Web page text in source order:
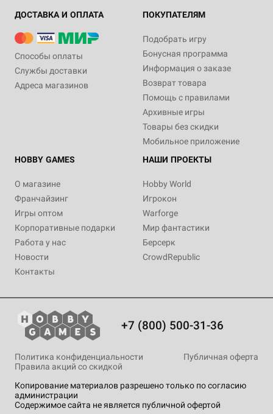
ДОСТАВКА И ОПЛАТА
Способы оплаты
Службы доставки
Адреса магазинов
ПОКУПАТЕЛЯМ
Подобрать игру
Бонусная программа
Информация о заказе
Возврат товара
Помощь с правилами
Архивные игры
Товары без скидки
Мобильное приложение
HOBBY GAMES
О магазине
Франчайзинг
Игры оптом
Корпоративные подарки
Работа у нас
Новости
Контакты
НАШИ ПРОЕКТЫ
Hobby World
Игрокон
Warforge
Мир фантастики
Берсерк
CrowdRepublic
+7 (800) 500-31-36
Копирование материалов разрешено только по согласию
администрации
Содержимое сайта не является публичной офертой
Политика конфиденциальности
Публичная оферта
Правила акций со скидкой